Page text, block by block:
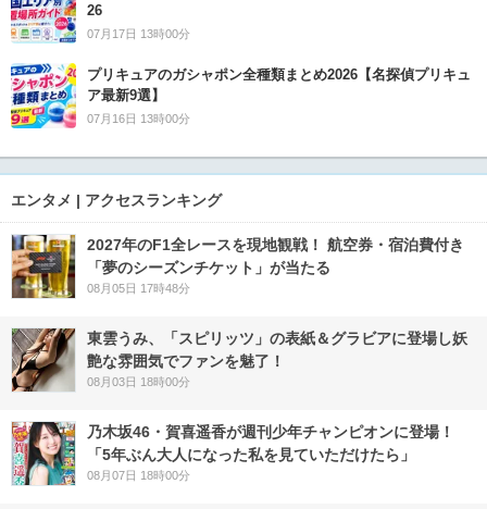
26
07月17日 13時00分
プリキュアのガシャポン全種類まとめ2026【名探偵プリキュ
ア最新9選】
07月16日 13時00分
エンタメ | アクセスランキング
2027年のF1全レースを現地観戦！ 航空券・宿泊費付き
「夢のシーズンチケット」が当たる
08月05日 17時48分
東雲うみ、「スピリッツ」の表紙＆グラビアに登場し妖
艶な雰囲気でファンを魅了！
08月03日 18時00分
乃木坂46・賀喜遥香が週刊少年チャンピオンに登場！
「5年ぶん大人になった私を見ていただけたら」
08月07日 18時00分